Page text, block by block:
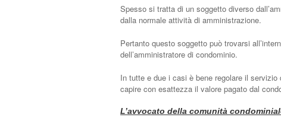
Spesso si tratta di un soggetto diverso
dalla normale attività di amministrazione.
Pertanto questo soggetto può trovarsi
dell’amministratore di condominio.
In tutte e due i casi è bene regolare il
capire con esattezza il valore pagato dal
L’avvocato della comunità